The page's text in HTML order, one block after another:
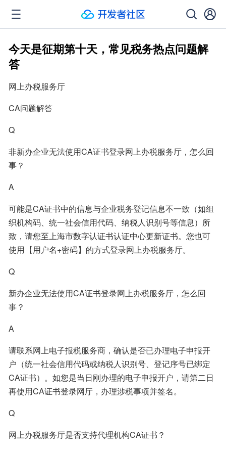
今天是征期第十天，常见税务热点问题解
答
网上办税服务厅
CA问题解答
Q
非新办企业无法使用CA证书登录网上办税服务厅，怎么回
事？
A
可能是CA证书中的信息与企业税务登记信息不一致（如组
织机构码、统一社会信用代码、纳税人识别号等信息）所
致，请您至上海市数字认证书认证中心更新证书。您也可
使用【用户名+密码】的方式登录网上办税服务厅。
Q
新办企业无法使用CA证书登录网上办税服务厅，怎么回
事？
A
请联系网上电子报税服务商，确认是否已办理电子申报开
户（统一社会信用代码或纳税人识别号、登记序号已绑定
CA证书）。如您是当日刚办理的电子申报开户，请第二日
再使用CA证书登录网厅，办理涉税事项并签名。
Q
网上办税服务厅是否支持代理机构CA证书？